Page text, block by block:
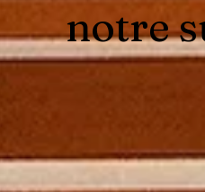
notre